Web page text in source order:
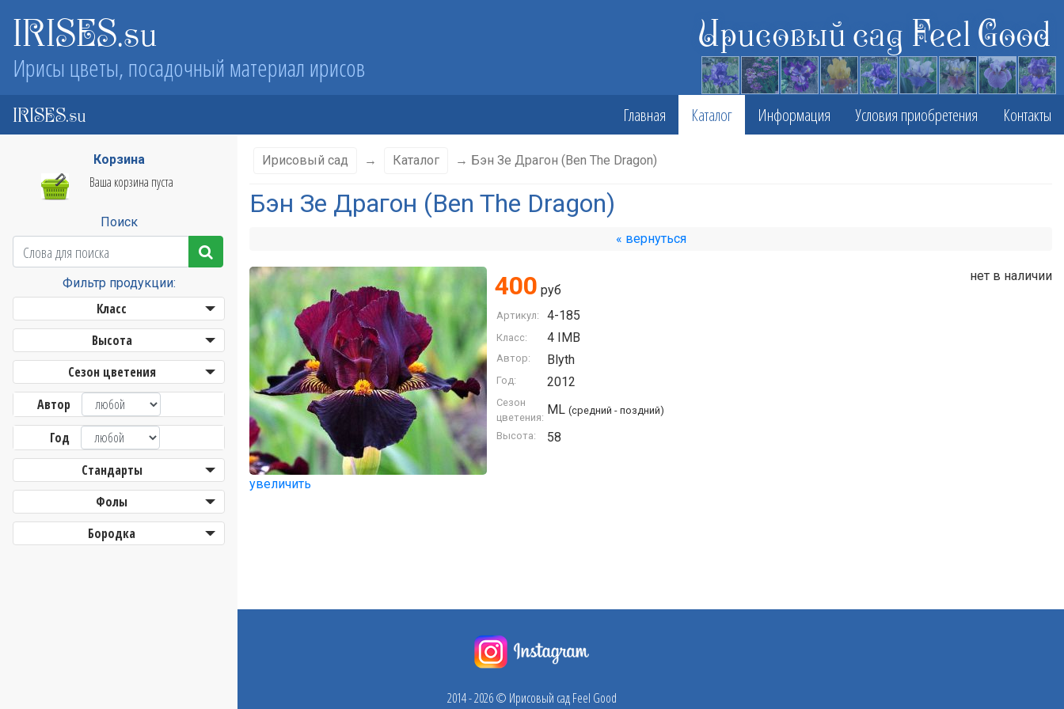
IRISES.su Ирисовый сад Feel Good
Ирисы цветы, посадочный материал ирисов
IRISES.su Главная Каталог Информация Условия приобретения Контакты
Корзина
Ваша корзина пуста
Поиск
Фильтр продукции:
Класс
Высота
Сезон цветения
Автор
Год
Стандарты
Фолы
Бородка
Ирисовый сад → Каталог → Бэн Зе Драгон (Ben The Dragon)
Бэн Зе Драгон (Ben The Dragon)
« вернуться
увеличить
400 руб
нет в наличии
Артикул: 4-185
Класс: 4 IMB
Автор: Blyth
Год: 2012
Сезон
цветения:
ML (средний - поздний)
Высота: 58
2014 - 2026 © Ирисовый сад Feel Good